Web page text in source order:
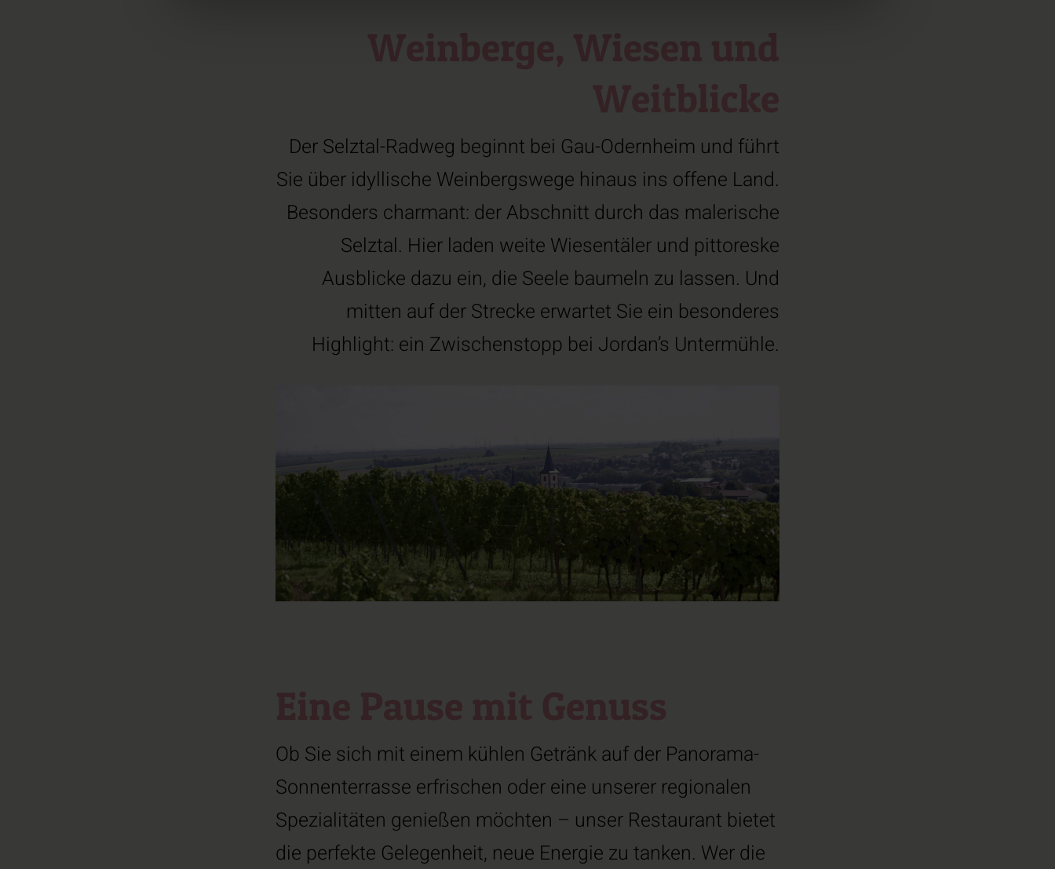
Weinberge, Wiesen und
Der Selztal-Radweg beginnt bei Gau-Odernheim und führt
Sie über idyllische Weinbergswege hinaus ins offene Land.
Besonders charmant: der Abschnitt durch das malerische
Selztal. Hier laden weite Wiesentäler und pittoreske
Ausblicke dazu ein, die Seele baumeln zu lassen. Und
mitten auf der Strecke erwartet Sie ein besonderes
Highlight: ein Zwischenstopp bei Jordan’s Untermühle.
Ob Sie sich mit einem kühlen Getränk auf der Panorama-
Sonnenterrasse erfrischen oder eine unserer regionalen
Spezialitäten genießen möchten – unser Restaurant bietet
die perfekte Gelegenheit, neue Energie zu tanken. Wer die